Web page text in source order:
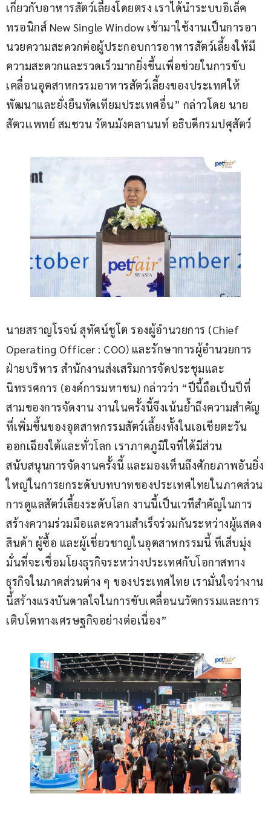
เกี่ยวกับอาหารสัตว์เลี้ยงโดยตรง เราได้นำระบบอิเล็ค
ทรอนิกส์ New Single Window เข้ามาใช้งานเป็นการอา
นวยความสะดวกต่อผู้ประกอบการอาหารสัตว์เลี้ยงให้มี
ความสะดวกและรวดเร็วมากยิ่งขึ้นเพื่อช่วยในการขับ
เคลื่อนอุตสาหกรรมอาหารสัตว์เลี้ยงของประเทศให้
พัฒนาและยั่งยืนทัดเทียมประเทศอื่น” กล่าวโดย นาย
สัตวเเพทย์ สมชวน รัตนมังคลานนท์ อธิบดีกรมปศุสัตว์
นายสราญโรจน์ สุทัศน์ชูโต รองผู้อำนวยการ (Chief
Operating Officer : COO) และรักษาการผู้อำนวยการ
ฝ่ายบริหาร สำนักงานส่งเสริมการจัดประชุมและ
นิทรรศการ (องค์การมหาชน) กล่าวว่า “ปีนี้ถือเป็นปีที่
สามของการจัดงาน งานในครั้งนี้จึงเน้นย้ำถึงความสำคัญ
ที่เพิ่มขึ้นของอุตสาหกรรมสัตว์เลี้ยงทั้งในเอเชียตะวัน
ออกเฉียงใต้และทั่วโลก เราภาคภูมิใจที่ได้มีส่วน
สนับสนุนการจัดงานครั้งนี้ และมองเห็นถึงศักยภาพอันยิ่ง
ใหญ่ในการยกระดับบทบาทของประเทศไทยในภาคส่วน
การดูแลสัตว์เลี้ยงระดับโลก งานนี้เป็นเวทีสำคัญในการ
สร้างความร่วมมือและความสำเร็จร่วมกันระหว่างผู้แสดง
สินค้า ผู้ซื้อ และผู้เชี่ยวชาญในอุตสาหกรรมนี้ ทีเส็บมุ่ง
มั่นที่จะเชื่อมโยงธุรกิจระหว่างประเทศกับโอกาสทาง
ธุรกิจในภาคส่วนต่าง ๆ ของประเทศไทย เรามั่นใจว่างาน
นี้สร้างแรงบันดาลใจในการขับเคลื่อนนวัตกรรมและการ
เติบโตทางเศรษฐกิจอย่างต่อเนื่อง”